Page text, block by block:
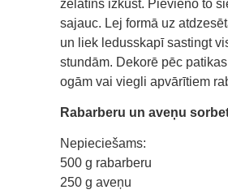
želatīns izkūst. Pievieno to
sajauc. Lej formā uz
un liek ledusskapī sastingt
stundām. Dekorē pēc
ogām vai viegli apvārītiem
Rabarberu un aveņu
Nepieciešams:
500 g rabarberu
250 g aveņu